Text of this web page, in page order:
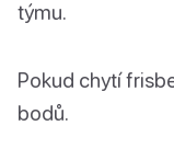
týmu.
Pokud chytí
bodů.